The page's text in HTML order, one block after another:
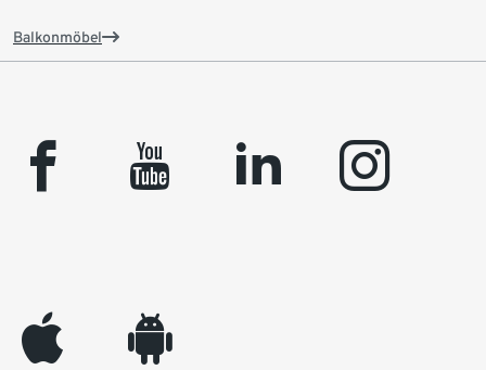
Balkonmöbel
facebook youtube linkedin instagram
appleinc android